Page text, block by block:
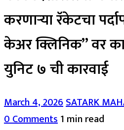
करणाऱ्या रॅकेटचा
केअर क्लिनिक” वर
युनिट ७ ची कारवाई
March 4, 2026SATARK
0 Comments1 min read